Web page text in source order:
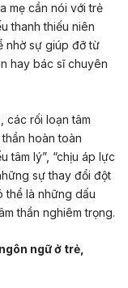
mẹ cần nói với trẻ
thanh thiếu niên
nhờ sự giúp đỡ từ
hay bác sĩ chuyên
các rối loạn tâm
hoàn toàn
tâm lý”, “chịu áp lực
sự thay đổi đột
thể là những dấu
thần nghiêm trọng.
ngữ ở trẻ,